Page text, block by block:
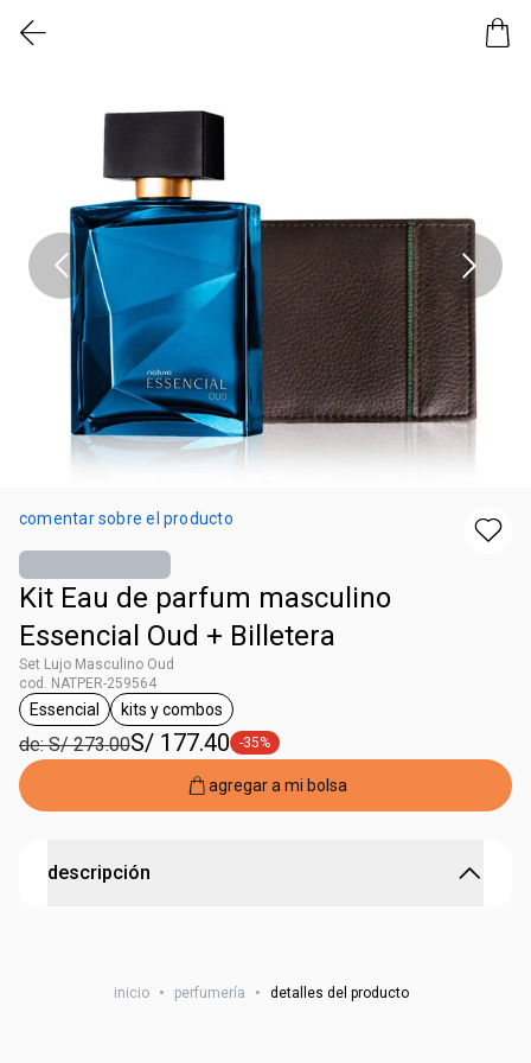
comentar sobre el producto
Kit Eau de parfum masculino
Essencial Oud + Billetera
Set Lujo Masculino Oud
cod. NATPER-259564
etiqueta Essencial
Essencial
etiqueta kits y combos
kits y combos
de: S/ 273.00S/ 177.40 etiqueta -35%
-35%
agregar a mi bolsa
descripción
1 Essencial oud eau de parfum masculino 100 m
inicio • perfumería • detalles del producto